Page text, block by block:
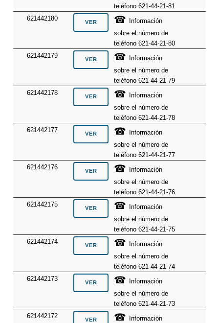
teléfono 621-44-21-81
621442180
☎
Información
sobre el número de
teléfono 621-44-21-80
621442179
☎
Información
sobre el número de
teléfono 621-44-21-79
621442178
☎
Información
sobre el número de
teléfono 621-44-21-78
621442177
☎
Información
sobre el número de
teléfono 621-44-21-77
621442176
☎
Información
sobre el número de
teléfono 621-44-21-76
621442175
☎
Información
sobre el número de
teléfono 621-44-21-75
621442174
☎
Información
sobre el número de
teléfono 621-44-21-74
621442173
☎
Información
sobre el número de
teléfono 621-44-21-73
621442172
☎
Información